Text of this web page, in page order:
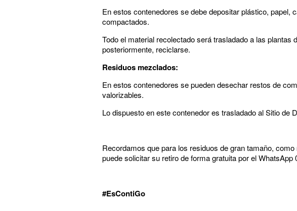
En estos contenedores se debe depositar plástico,
compactados.
Todo el material recolectado será trasladado a las
posteriormente, reciclarse.
Residuos mezclados:
En estos contenedores se pueden desechar restos de
valorizables.
Lo dispuesto en este contenedor es trasladado al Sitio de
Recordamos que para los residuos de gran tamaño,
puede solicitar su retiro de forma gratuita por el WhatsApp
#EsContiGo